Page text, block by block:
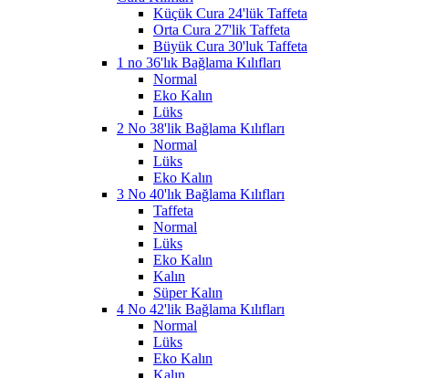
Küçük Cura 24'lük Taffeta
Orta Cura 27'lik Taffeta
Büyük Cura 30'luk Taffeta
1 no 36'lık Bağlama Kılıfları
Normal
Eko Kalın
Lüks
2 No 38'lik Bağlama Kılıfları
Normal
Lüks
Eko Kalın
3 No 40'lık Bağlama Kılıfları
Taffeta
Normal
Lüks
Eko Kalın
Kalın
Süper Kalın
4 No 42'lik Bağlama Kılıfları
Normal
Lüks
Eko Kalın
Kalın